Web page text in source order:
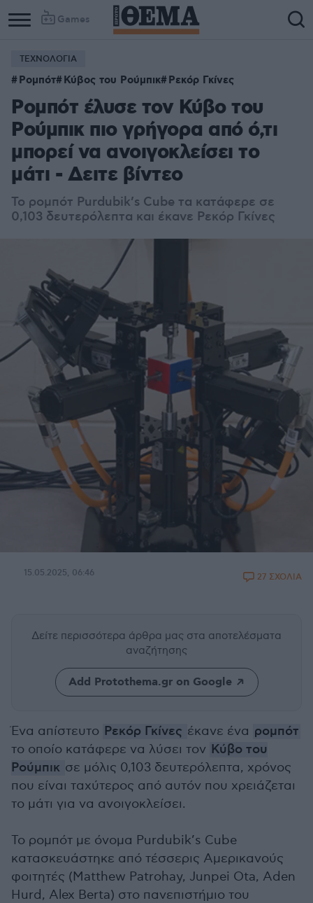
Games
ΤΕΧΝΟΛΟΓΙΑ
Ρομπότ Κύβος του Ρούμπικ Ρεκόρ Γκίνες
Ρομπότ έλυσε τον Κύβο του
Ρούμπικ πιο γρήγορα από ό,τι
μπορεί να ανοιγοκλείσει το
μάτι - Δειτε βίντεο
Το ρομπότ Purdubik’s Cube τα κατάφερε σε
0,103 δευτερόλεπτα και έκανε Ρεκόρ Γκίνες
15.05.2025, 06:46 27 ΣΧΟΛΙΑ
Δείτε περισσότερα άρθρα μας στα αποτελέσματα
αναζήτησης
Add Protothema.gr on Google
Ένα απίστευτο Ρεκόρ Γκίνες έκανε ένα ρομπότ
το οποίο κατάφερε να λύσει τον Κύβο του
Ρούμπικ σε μόλις 0,103 δευτερόλεπτα, χρόνος
που είναι ταχύτερος από αυτόν που χρειάζεται
το μάτι για να ανοιγοκλείσει.
Το ρομπότ με όνομα Purdubik’s Cube
κατασκευάστηκε από τέσσερις Αμερικανούς
φοιτητές (Matthew Patrohay, Junpei Ota, Aden
Hurd, Alex Berta) στο πανεπιστήμιο του